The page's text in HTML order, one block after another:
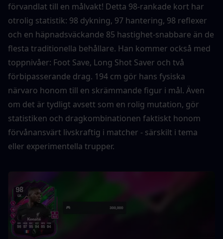
förvandlat till en målvakt! Detta 98-rankade kort har
otrolig statistik: 98 dykning, 97 hantering, 98 reflexer
och en häpnadsväckande 85 hastighet-snabbare än de
flesta traditionella behållare. Han kommer också med
toppnivåer: Foot Save, Long Shot Saver och två
förbipasserande drag. 194 cm gör hans fysiska
närvaro honom till en skrämmande figur i mål. Även
om det är tydligt avsett som en rolig mutation, gör
statistiken och dragkombinationen faktiskt honom
förvånansvärt livskraftig i matcher - särskilt i tema
eller experimentella trupper.